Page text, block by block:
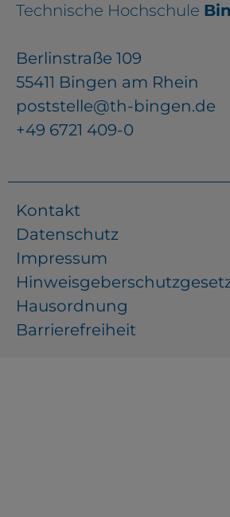
Technische Hochschule
Berlinstraße 109
55411 Bingen am Rhein
poststelle@th-bingen.de
+49 6721 409-0
Kontakt
Datenschutz
Impressum
Hausordnung
Barrierefreiheit